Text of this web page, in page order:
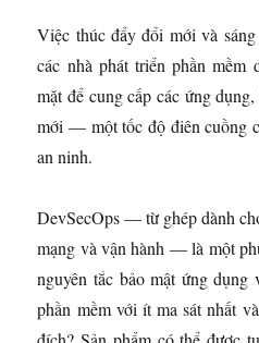
Việc thúc đẩy đổi mới và
các nhà phát triển phần
mặt để cung cấp các ứng
mới — một tốc độ điên cuồng
an ninh.
DevSecOps — từ ghép dành
mạng và vận hành — là một
nguyên tắc bảo mật ứng dụng
phần mềm với ít ma sát nhất